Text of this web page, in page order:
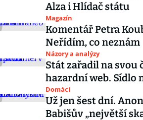
Alza i Hlídač státu
Magazín
Komentář Petra
Neřídím, co neznám
Názory a analýzy
Stát zařadil na
hazardní web. Sídlo
Domácí
Už jen šest dní.
Babišův „největší